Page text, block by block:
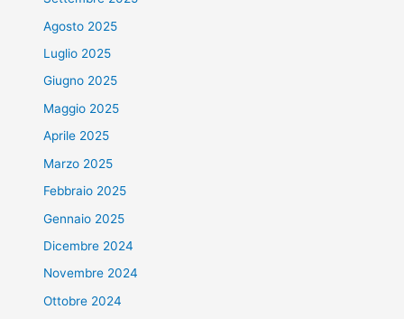
Agosto 2025
Luglio 2025
Giugno 2025
Maggio 2025
Aprile 2025
Marzo 2025
Febbraio 2025
Gennaio 2025
Dicembre 2024
Novembre 2024
Ottobre 2024